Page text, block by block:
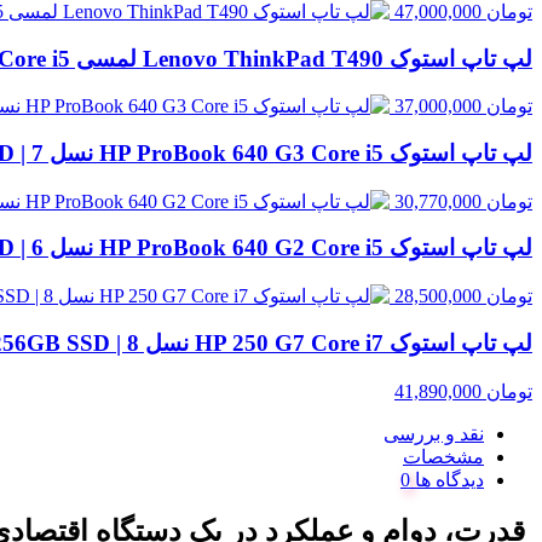
تومان
لپ تاپ استوک Lenovo ThinkPad T490 لمسی Core i5 نسل 8 | 8GB RAM، 256GB SSD
تومان
لپ تاپ استوک HP ProBook 640 G3 Core i5 نسل 7 | 8GB RAM، 256GB SSD
تومان
لپ تاپ استوک HP ProBook 640 G2 Core i5 نسل 6 | 8GB RAM، 256GB SSD
تومان
لپ تاپ استوک HP 250 G7 Core i7 نسل 8 | 8GB RAM، 256GB SSD
تومان
نقد و بررسی
مشخصات
دیدگاه ها
قدرت، دوام و عملکرد در یک دستگاه